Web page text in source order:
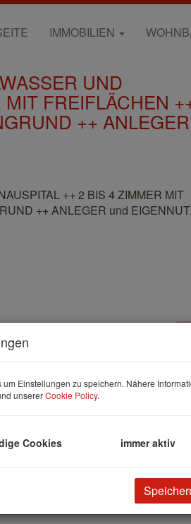
IMMOBILIEN
UND
FREIFLÄCHEN
++
Einstellungen zu speichern. Nähere
unsererCookie Policy.
Cookies immer aktiv